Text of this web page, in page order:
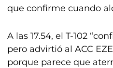
que confirme cuando
A las 17.54, el T-102
pero advirtió al ACC
porque parece que